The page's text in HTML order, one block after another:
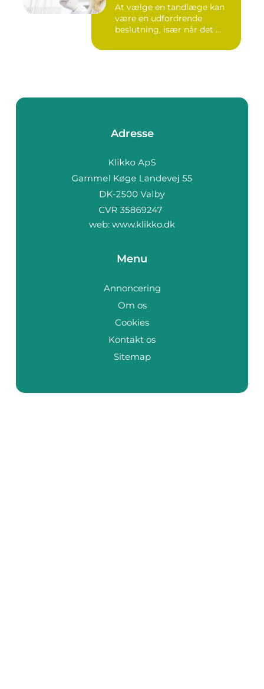
At vælge en tandlæge kan
være en udfordrende
beslutning, især når det ...
Adresse
web: www.klikko.dk
Menu
Annoncering
Om os
Cookies
Kontakt os
Sitemap